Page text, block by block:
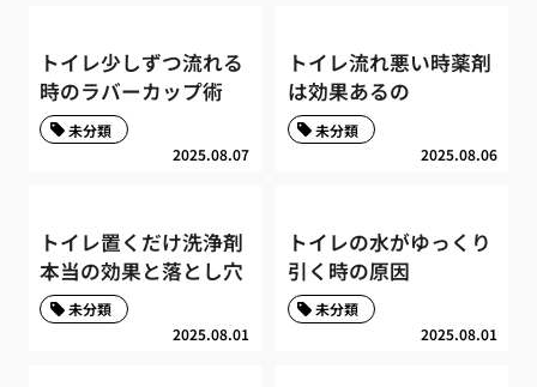
トイレ少しずつ流れる
時のラバーカップ術
2025.08.07
未分類
トイレ流れ悪い時薬剤
は効果あるの
2025.08.06
未分類
トイレ置くだけ洗浄剤
本当の効果と落とし穴
2025.08.01
未分類
トイレの水がゆっくり
引く時の原因
2025.08.01
未分類